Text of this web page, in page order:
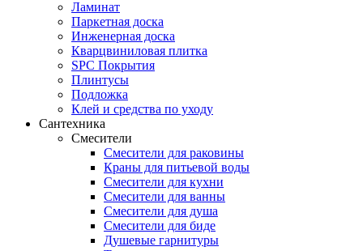
Ламинат
Паркетная доска
Инженерная доска
Кварцвиниловая плитка
SPC Покрытия
Плинтусы
Подложка
Клей и средства по уходу
Сантехника
Смесители
Смесители для раковины
Краны для питьевой воды
Смесители для кухни
Смесители для ванны
Смесители для душа
Смесители для биде
Душевые гарнитуры